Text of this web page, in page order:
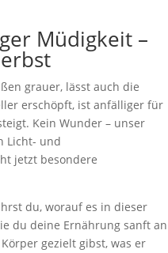
Müdigkeit –
grauer, lässt auch die
erschöpft, ist anfälliger für
Kein Wunder – unser
Licht- und
jetzt besondere
du, worauf es in dieser
du deine Ernährung sanft an
gezielt gibst, was er